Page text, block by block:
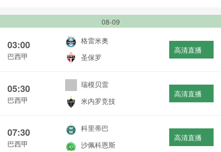
08-09
03:00
巴西甲
格雷米奥
圣保罗
高清直播
05:30
巴西甲
瑞模贝雷
米内罗竞技
高清直播
07:30
巴西甲
科里蒂巴
沙佩科恩斯
高清直播